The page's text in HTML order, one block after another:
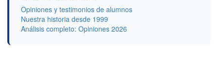
Opiniones y testimonios de alumnos
Nuestra historia desde 1999
Análisis completo: Opiniones 2026